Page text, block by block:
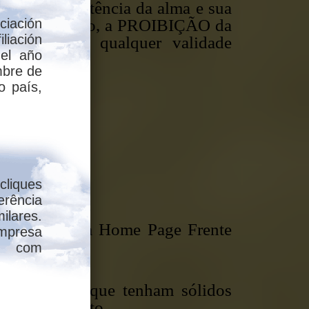
preexistência da alma e sua
Portanto, a PROIBIÇÃO da
sem qualquer validade
na Home Page Frente
acredito que tenham sólidos
año
de
país,
com